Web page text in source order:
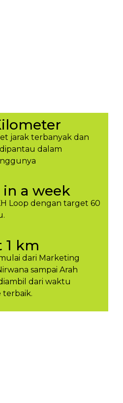
jarak terbanyak dan
dalam
a week
Loop dengan target 60
1 km
dari Marketing
sampai Arah
dari waktu
terbaik.